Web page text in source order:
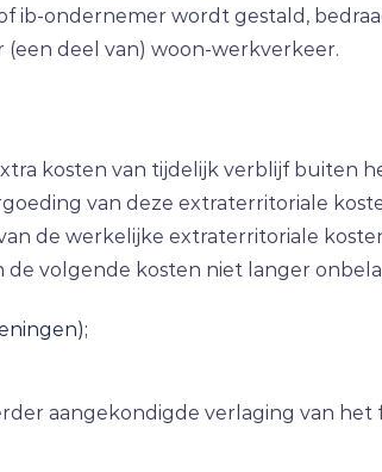
ib-ondernemer wordt gestald,
deel van) woon-werkverkeer.
kosten van tijdelijk verblijf buiten
van deze extraterritoriale
de werkelijke extraterritoriale
de volgende kosten niet langer
aangekondigde verlaging van het